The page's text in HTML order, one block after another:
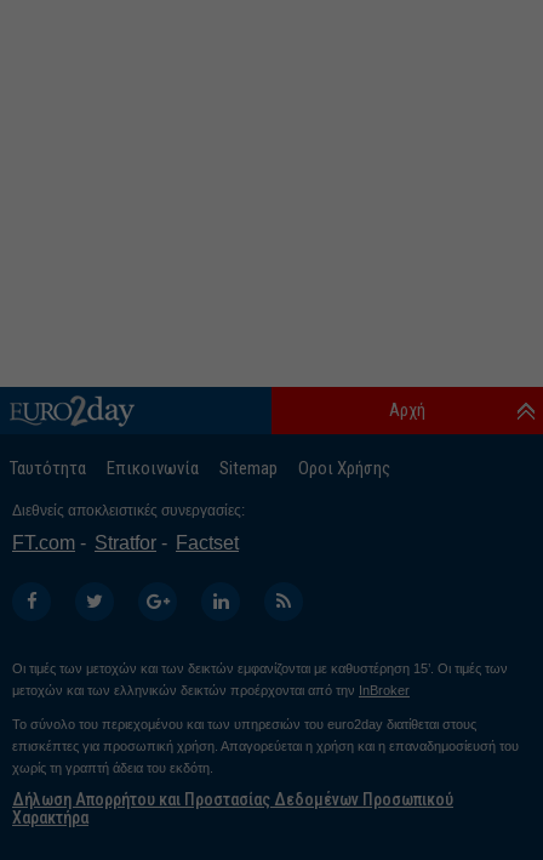
Ταυτότητα Επικοινωνία Sitemap Οροι Χρήσης
Αρχή
Διεθνείς αποκλειστικές συνεργασίες:
FT.com Stratfor Factset
Οι τιμές των μετοχών και των δεικτών εμφανίζονται με καθυστέρηση 15’. Οι τιμές των
μετοχών και των ελληνικών δεικτών προέρχονται από την InBroker
Το σύνολο του περιεχομένου και των υπηρεσιών του euro2day διατίθεται στους
επισκέπτες για προσωπική χρήση. Απαγορεύεται η χρήση και η επαναδημοσίευσή του
χωρίς τη γραπτή άδεια του εκδότη.
Δήλωση Απορρήτου και Προστασίας Δεδομένων Προσωπικού
Χαρακτήρα